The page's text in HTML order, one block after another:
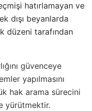
hatırlamayan ve
dışı beyanlarda
düzeni tarafından
güvenceye
yapılmasını
hak arama sürecini
yürütmektir.